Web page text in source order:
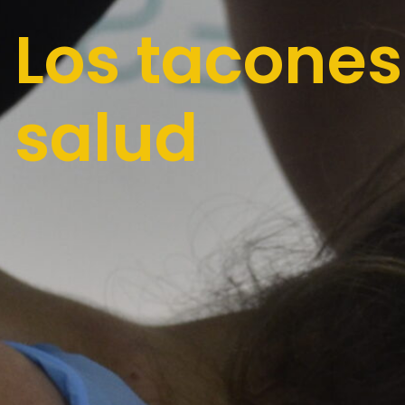
Los
salud